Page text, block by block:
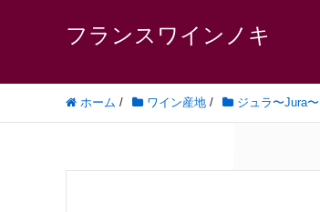
フランスワインノキ
ホーム / ワイン産地 / ジュラ〜Jura〜